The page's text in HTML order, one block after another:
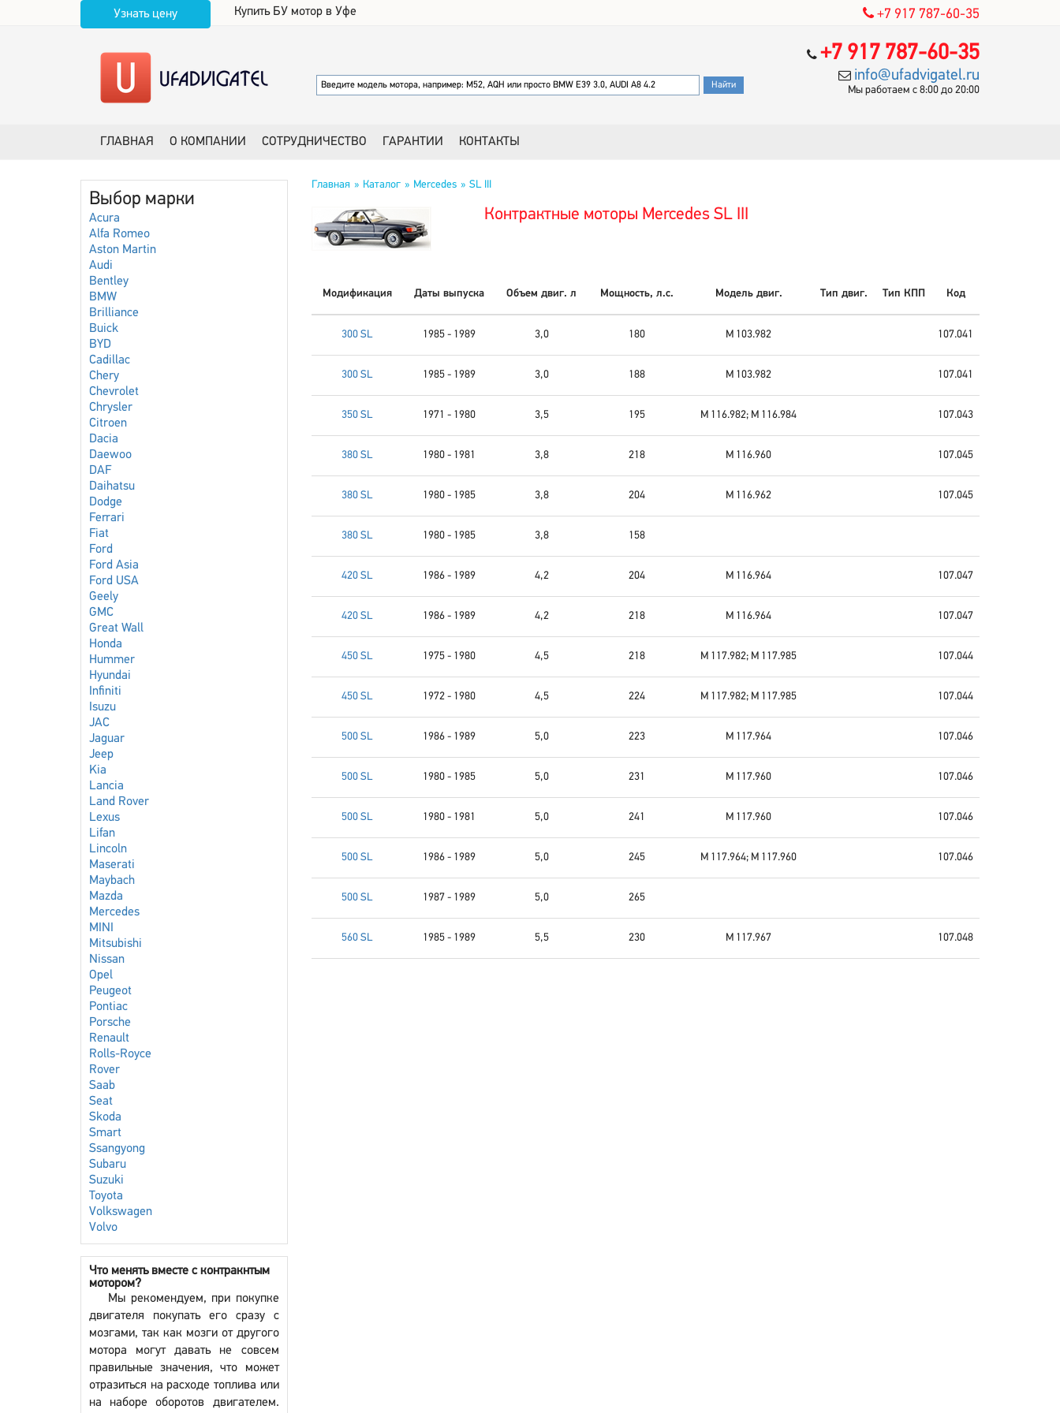
Узнать цену Купить БУ мотор в Уфе +7 917 787-60-35
+7 917 787-60-35
info@ufadvigatel.ru
Мы работаем с 8:00 до 20:00
ГЛАВНАЯ О КОМПАНИИ СОТРУДНИЧЕСТВО ГАРАНТИИ КОНТАКТЫ
Выбор марки
Acura
Alfa Romeo
Aston Martin
Audi
Bentley
BMW
Brilliance
Buick
BYD
Cadillac
Chery
Chevrolet
Chrysler
Citroen
Dacia
Daewoo
DAF
Daihatsu
Dodge
Ferrari
Fiat
Ford
Ford Asia
Ford USA
Geely
GMC
Great Wall
Honda
Hummer
Hyundai
Infiniti
Isuzu
JAC
Jaguar
Jeep
Kia
Lancia
Land Rover
Lexus
Lifan
Lincoln
Maserati
Maybach
Mazda
Mercedes
MINI
Mitsubishi
Nissan
Opel
Peugeot
Pontiac
Porsche
Renault
Rolls-Royce
Rover
Saab
Seat
Skoda
Smart
Ssangyong
Subaru
Suzuki
Toyota
Volkswagen
Volvo
Что менять вместе с контракнтым
мотором?
Мы рекомендуем, при покупке
двигателя покупать его сразу с
мозгами, так как мозги от другого
мотора могут давать не совсем
правильные значения, что может
отразиться на расходе топлива или
на наборе оборотов двигателем.
Главная Каталог Mercedes SL III
Контрактные моторы Mercedes SL III
Модификация Даты выпуска Объем двиг. л Мощность, л.с. Модель двиг. Тип двиг. Тип КПП Код
300 SL 1985 - 1989 3,0 180 M 103.982 107.041
300 SL 1985 - 1989 3,0 188 M 103.982 107.041
350 SL 1971 - 1980 3,5 195 M 116.982; M 116.984 107.043
380 SL 1980 - 1981 3,8 218 M 116.960 107.045
380 SL 1980 - 1985 3,8 204 M 116.962 107.045
380 SL 1980 - 1985 3,8 158
420 SL 1986 - 1989 4,2 204 M 116.964 107.047
420 SL 1986 - 1989 4,2 218 M 116.964 107.047
450 SL 1975 - 1980 4,5 218 M 117.982; M 117.985 107.044
450 SL 1972 - 1980 4,5 224 M 117.982; M 117.985 107.044
500 SL 1986 - 1989 5,0 223 M 117.964 107.046
500 SL 1980 - 1985 5,0 231 M 117.960 107.046
500 SL 1980 - 1981 5,0 241 M 117.960 107.046
500 SL 1986 - 1989 5,0 245 M 117.964; M 117.960 107.046
500 SL 1987 - 1989 5,0 265
560 SL 1985 - 1989 5,5 230 M 117.967 107.048